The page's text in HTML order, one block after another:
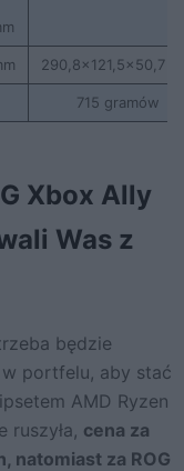
290,8×121,5×50,7
715 gramów
Xbox Ally
Was z
będzie
portfelu, aby stać
AMD Ryzen
ruszyła, cena za
natomiast za ROG